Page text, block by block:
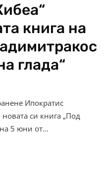
книга на
глада“
Ипократис
си книга „Под
на 5 юни от…